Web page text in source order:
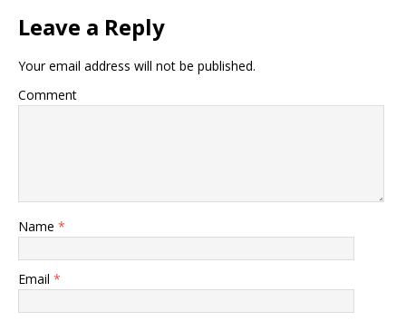
Leave a Reply
Your email address will not be published.
Comment
Name *
Email *